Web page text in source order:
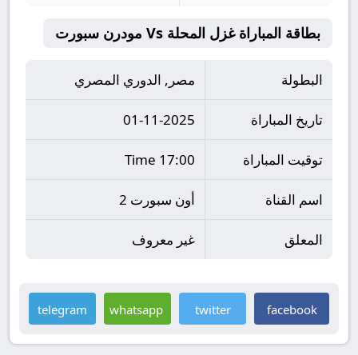
بطاقة المباراة غزل المحلة Vs مودرن سبورت
البطولة مصر, الدوري المصري
تاريخ المباراة 01-11-2025
توقيت المباراة 17:00 Time
اسم القناة أون سبورت 2
المعلق غير معروف
facebook
twitter
whatsapp
telegram